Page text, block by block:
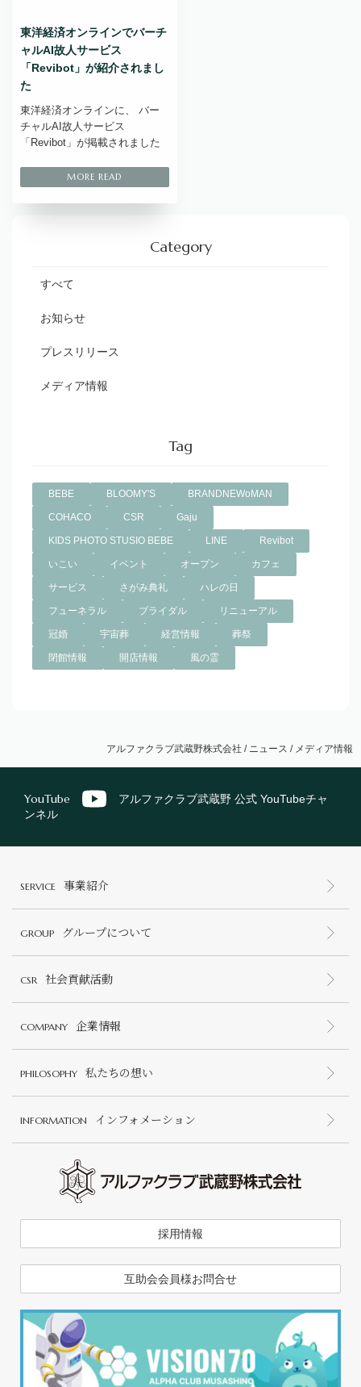
東洋経済オンラインでバーチ
ャルAI故人サービス
「Revibot」が紹介されまし
た
東洋経済オンラインに、 バー
チャルAI故人サービス
「Revibot」が掲載されました
Category
すべて
お知らせ
プレスリリース
メディア情報
Tag
BEBE BLOOMY'S BRANDNEWoMAN
COHACO CSR Gaju
KIDS PHOTO STUSIO BEBE LINE Revibot
いこい イベント オープン カフェ
サービス さがみ典礼 ハレの日
フューネラル ブライダル リニューアル
冠婚 宇宙葬 経営情報 葬祭
閉館情報 開店情報 風の霊
アルファクラブ武蔵野株式会社 / ニュース / メディア情報
YouTube
アルファクラブ武蔵野 公式 YouTubeチャ
ンネル
SERVICE 事業紹介
GROUP グループについて
CSR 社会貢献活動
COMPANY 企業情報
PHILOSOPHY 私たちの想い
INFORMATION インフォメーション
採用情報
互助会会員様お問合せ